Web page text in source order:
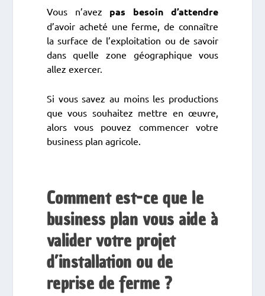
Vous n’avez pas besoin d’attendre
d’avoir acheté une ferme, de connaître
la surface de l’exploitation ou de savoir
dans quelle zone géographique vous
allez exercer.
Si vous savez au moins les productions
que vous souhaitez mettre en œuvre,
alors vous pouvez commencer votre
business plan agricole.
Comment est-ce que le
business plan vous aide à
valider votre projet
d’installation ou de
reprise de ferme ?